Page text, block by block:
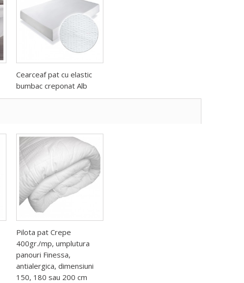
Cearceaf pat cu elastic
bumbac creponat Alb
Pilota pat Crepe
400gr./mp, umplutura
panouri Finessa,
antialergica, dimensiuni
150, 180 sau 200 cm